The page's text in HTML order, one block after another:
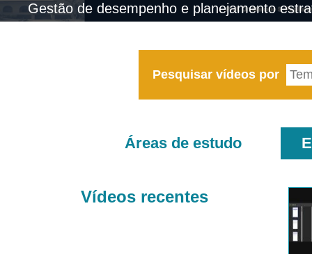
Gestão de desempenho e planejamento
Pesquisar vídeos por
Áreas de estudo
Vídeos recentes